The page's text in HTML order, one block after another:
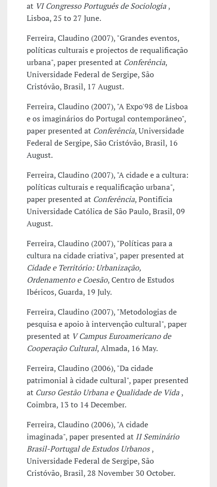
at VI Congresso Português de Sociologia,
Lisboa, 25 to 27 June.
Ferreira, Claudino (2007), "Grandes eventos,
políticas culturais e projectos de requalificação
urbana", paper presented at Conferência,
Universidade Federal de Sergipe, São
Cristóvão, Brasil, 17 August.
Ferreira, Claudino (2007), "A Expo'98 de Lisboa
e os imaginários do Portugal contemporâneo",
paper presented at Conferência, Universidade
Federal de Sergipe, São Cristóvão, Brasil, 16
August.
Ferreira, Claudino (2007), "A cidade e a cultura:
políticas culturais e requalificação urbana",
paper presented at Conferência, Pontifícia
Universidade Católica de São Paulo, Brasil, 09
August.
Ferreira, Claudino (2007), "Políticas para a
cultura na cidade criativa", paper presented at
Cidade e Território: Urbanização,
Ordenamento e Coesão, Centro de Estudos
Ibéricos, Guarda, 19 July.
Ferreira, Claudino (2007), "Metodologias de
pesquisa e apoio à intervenção cultural", paper
presented at V Campus Euroamericano de
Cooperação Cultural, Almada, 16 May.
Ferreira, Claudino (2006), "Da cidade
patrimonial à cidade cultural", paper presented
at Curso Gestão Urbana e Qualidade de Vida,
Coimbra, 13 to 14 December.
Ferreira, Claudino (2006), "A cidade
imaginada", paper presented at II Seminário
Brasil-Portugal de Estudos Urbanos,
Universidade Federal de Sergipe, São
Cristóvão, Brasil, 28 November 30 October.